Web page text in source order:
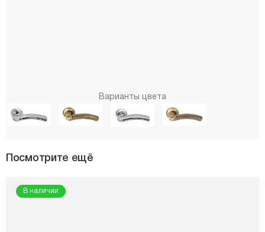
Варианты цвета
Посмотрите ещё
В наличии